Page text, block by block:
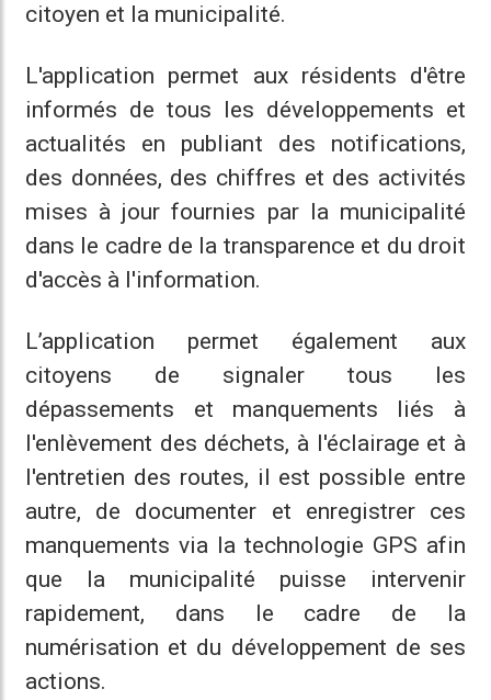
citoyen et la municipalité.
L'application permet aux résidents d'être
informés de tous les développements et
actualités en publiant des notifications,
des données, des chiffres et des activités
mises à jour fournies par la municipalité
dans le cadre de la transparence et du droit
d'accès à l'information.
L’application permet également aux
citoyens de signaler tous les
dépassements et manquements liés à
l'enlèvement des déchets, à l'éclairage et à
l'entretien des routes, il est possible entre
autre, de documenter et enregistrer ces
manquements via la technologie GPS afin
que la municipalité puisse intervenir
rapidement, dans le cadre de la
numérisation et du développement de ses
actions.